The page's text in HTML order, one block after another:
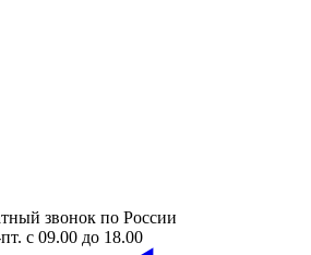
звонок по России
с 09.00 до 18.00